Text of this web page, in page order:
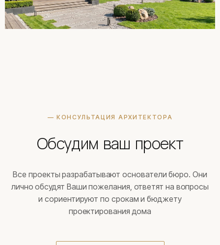
— КОНСУЛЬТАЦИЯ АРХИТЕКТОРА
Обсудим ваш проект
Все проекты разрабатывают основатели бюро. Они
лично обсудят Ваши пожелания, ответят на вопросы
и сориентируют по срокам и бюджету
проектирования дома